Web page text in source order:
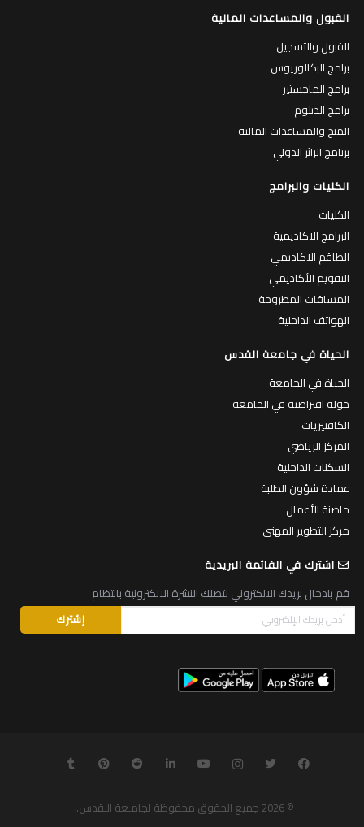
القبول والمساعدات المالية
القبول والتسجيل
برامج البكالوريوس
برامج الماجستير
برامج الدبلوم
المنح والمساعدات المالية
برنامج الزائر الدولي
الكليات والبرامج
الكليات
البرامج الاكاديمية
الطاقم الاكاديمي
التقويم الأكاديمي
المساقات المطروحة
الهواتف الداخلية
الحياة في جامعة القدس
الحياة في الجامعة
جولة افتراضية في الجامعة
الكافتيريات
المركز الرياضي
السكنات الداخلية
عمادة شؤون الطلبة
حاضنة الأعمال
مركز التطوير المهني
اشترك في القائمة البريدية
قم بادخال بريدك الالكتروني لتصلك النشرة الالكترونية بانتظام
© 2026 جميع الحقوق محفوظة لجامـعة الـقدس.